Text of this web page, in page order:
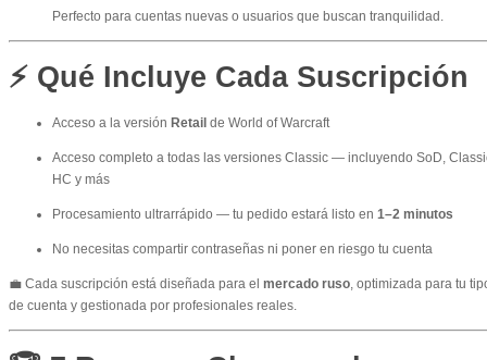
Perfecto para cuentas nuevas o usuarios que buscan tranquilidad.
⚡ Qué Incluye Cada Suscripción
Acceso a la versión Retail de World of Warcraft
Acceso completo a todas las versiones Classic — incluyendo SoD,
HC y más
Procesamiento ultrarrápido — tu pedido estará listo en 1–2 minutos
No necesitas compartir contraseñas ni poner en riesgo tu cuenta
💼 Cada suscripción está diseñada para el mercado ruso, optimizada para tu
de cuenta y gestionada por profesionales reales.